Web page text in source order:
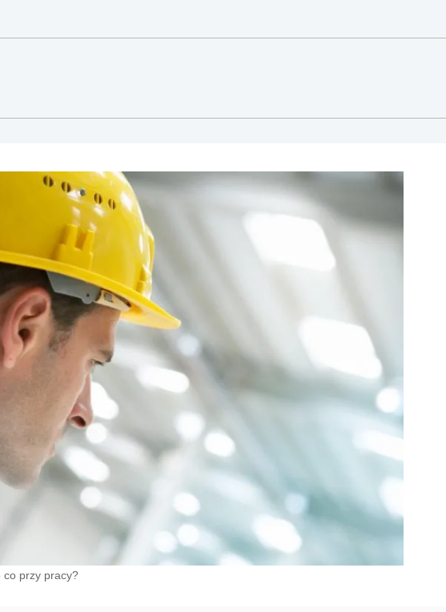
co przy pracy?